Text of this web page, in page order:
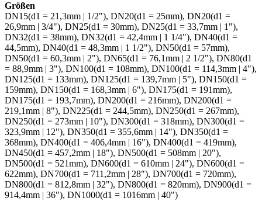
Größen
DN15(d1 = 21,3mm | 1/2"), DN20(d1 = 25mm), DN20(d1 =
26,9mm | 3/4"), DN25(d1 = 30mm), DN25(d1 = 33,7mm | 1"),
DN32(d1 = 38mm), DN32(d1 = 42,4mm | 1 1/4"), DN40(d1 =
44,5mm), DN40(d1 = 48,3mm | 1 1/2"), DN50(d1 = 57mm),
DN50(d1 = 60,3mm | 2"), DN65(d1 = 76,1mm | 2 1/2"), DN80(d1
= 88,9mm | 3"), DN100(d1 = 108mm), DN100(d1 = 114,3mm | 4"),
DN125(d1 = 133mm), DN125(d1 = 139,7mm | 5"), DN150(d1 =
159mm), DN150(d1 = 168,3mm | 6"), DN175(d1 = 191mm),
DN175(d1 = 193,7mm), DN200(d1 = 216mm), DN200(d1 =
219,1mm | 8"), DN225(d1 = 244,5mm), DN250(d1 = 267mm),
DN250(d1 = 273mm | 10"), DN300(d1 = 318mm), DN300(d1 =
323,9mm | 12"), DN350(d1 = 355,6mm | 14"), DN350(d1 =
368mm), DN400(d1 = 406,4mm | 16"), DN400(d1 = 419mm),
DN450(d1 = 457,2mm | 18"), DN500(d1 = 508mm | 20"),
DN500(d1 = 521mm), DN600(d1 = 610mm | 24"), DN600(d1 =
622mm), DN700(d1 = 711,2mm | 28"), DN700(d1 = 720mm),
DN800(d1 = 812,8mm | 32"), DN800(d1 = 820mm), DN900(d1 =
914,4mm | 36"), DN1000(d1 = 1016mm | 40")